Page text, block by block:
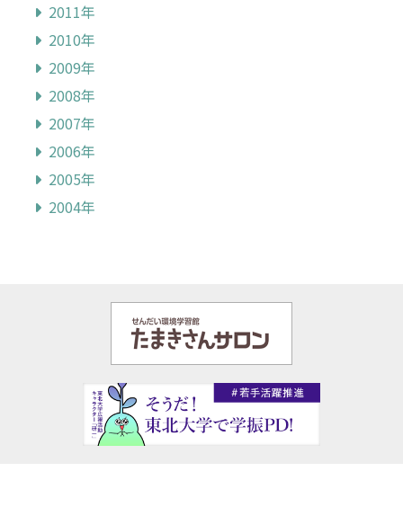
2011年
2010年
2009年
2008年
2007年
2006年
2005年
2004年